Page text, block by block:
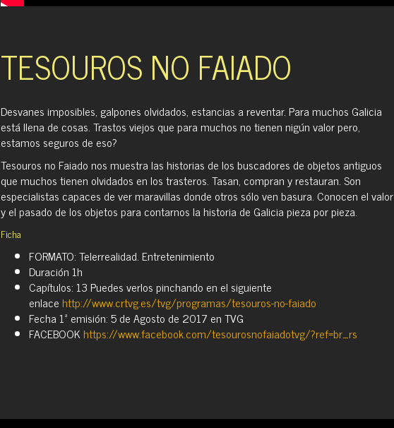
TESOUROS NO FAIADO
Desvanes imposibles, galpones olvidados, estancias a reventar. Para muchos Galicia
está llena de cosas. Trastos viejos que para muchos no tienen nigún valor pero,
estamos seguros de eso?
Tesouros no Faiado nos muestra las historias de los buscadores de objetos antiguos
que muchos tienen olvidados en los trasteros. Tasan, compran y restauran. Son
especialistas capaces de ver maravillas donde otros sólo ven basura. Conocen el valor
y el pasado de los objetos para contarnos la historia de Galicia pieza por pieza.
Ficha
FORMATO: Telerrealidad. Entretenimiento
Duración 1h
Capítulos: 13 Puedes verlos pinchando en el siguiente
enlace http://www.crtvg.es/tvg/programas/tesouros-no-faiado
Fecha 1ª emisión: 5 de Agosto de 2017 en TVG
FACEBOOKhttps://www.facebook.com/tesourosnofaiadotvg/?ref=br_rs